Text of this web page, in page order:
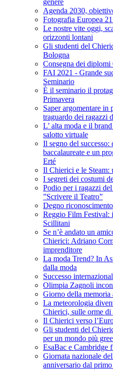
genere
Agenda 2030,
Fotografia Europea
Le nostre vite oggi,
orizzonti lontani
Gli studenti del
Bologna
Consegna dei
FAI 2021 - Grande
Seminario
È il seminario il
Primavera
Saper argomentare in
traguardo dei ragazzi
L’ alta moda e il
salotto virtuale
Il segno del
baccalaureate e un
Erté
Il Chierici e le Steam:
I segreti dei costumi
Podio per i ragazzi
”Scrivere il Teatro”
Degno
Reggio Film Festival:
Scillitani
Se n’è andato un
Chierici: Adriano
imprenditore
La moda Trend? In
dalla moda
Successo
Olimpia Zagnoli
Giorno della memoria
La meteorologia
Chierici, sulle orme
Il Chierici verso
Gli studenti del
per un mondo più
EsaBac e Cambridge
Giornata nazionale
anniversario dal